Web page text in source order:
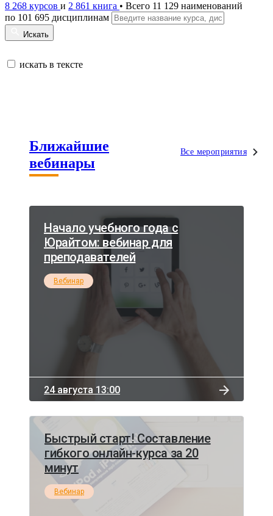
8 268 курсов и 2 861 книга • Всего 11 129 наименований
по 101 695 дисциплинам
Искать
искать в тексте
Ближайшие
вебинары
Все мероприятия
Начало учебного года с
Юрайтом: вебинар для
преподавателей
Вебинар
24 августа 13:00
Быстрый старт! Составление
гибкого онлайн-курса за 20
минут
Вебинар